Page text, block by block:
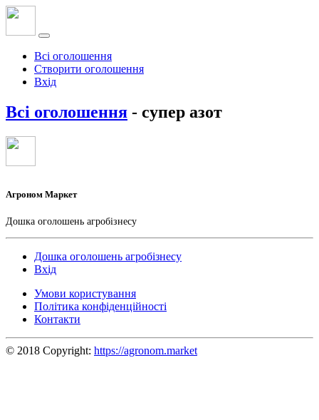
Всі оголошення
Створити оголошення
Вхід
Всі оголошення - супер азот
Агроном Маркет
Дошка оголошень агробізнесу
Дошка оголошень агробізнесу
Вхід
Умови користування
Політика конфіденційності
Контакти
© 2018 Copyright: https://agronom.market